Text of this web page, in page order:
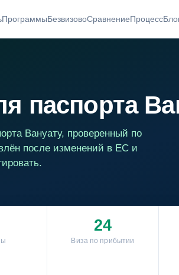
ПрограммыБезвизовоСравнениеПроцесс
паспорта
Вануату, проверенный по
после изменений в ЕС и
24
Виза по прибытии